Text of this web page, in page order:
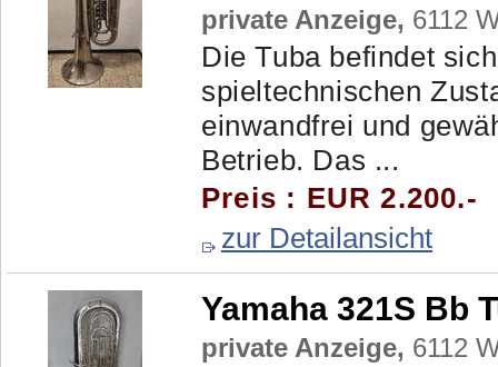
private Anzeige, 6112
Die Tuba befindet
spieltechnischen
einwandfrei und
Betrieb. Das ...
Preis : EUR 2.200.-
zur Detailansicht
Yamaha 321S Bb
private Anzeige, 6112